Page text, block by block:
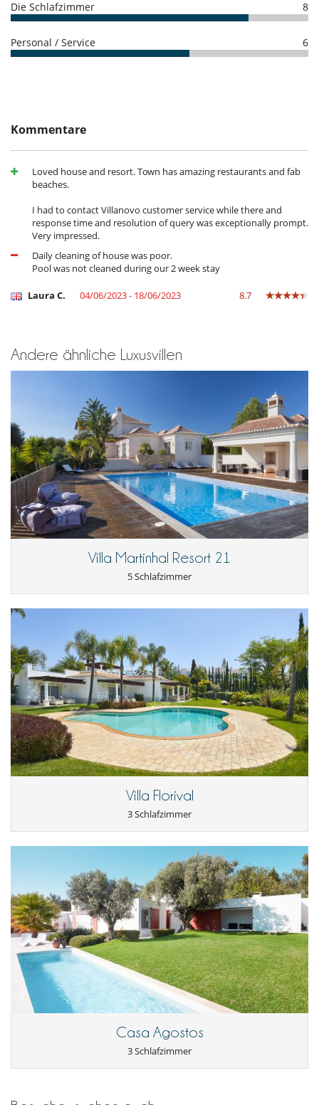
The price includes bath amenities.
such as additional baby cot, breakfasts, lunch, dinner, half-board, the
provision of an additional bed.
surrounded by the Costa Vicentina National Park. It boasts
Note :
reception during check-in (no amount will be debited at time of
imprint).
Draußen
Essbereiche außen
Für Ihren Komfort und Ihr Wohlbefinden
Küche und Ausstattung
voll ausgestattete Küche
Resortservice und Unterhaltung
Beheiztes Schwimmbad und Hamam
Bocciaplatz
Fitnesscenter
Spa
Tennisplätze
Unterhaltung, Wohlbefinden & Sport
Beheizter Außen-Swimmingpool
Die Schlafzimmer 8
Personal / Service 6
Kommentare
Loved house and resort. Town has amazing restaurants and fab
beaches.
I had to contact Villanovo customer service while there and
response time and resolution of query was exceptionally prompt.
Very impressed.
Daily cleaning of house was poor.
Pool was not cleaned during our 2 week stay
Laura C. 04/06/2023 - 18/06/2023 8.7
Andere ähnliche Luxusvillen
Villa Martinhal Resort 21
5 Schlafzimmer
Villa Florival
3 Schlafzimmer
Casa Agostos
3 Schlafzimmer